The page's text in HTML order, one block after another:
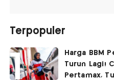
Terpopuler
Harga BBM
Turun Lagi!
Pertamax,